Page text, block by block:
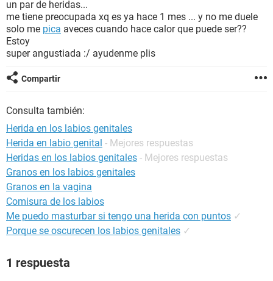
GLOSARIO
un par de heridas...
me tiene preocupada xq es ya hace 1 mes ... y no me duele
solo me pica aveces cuando hace calor que puede ser??
Estoy
super angustiada :/ ayudenme plis
Compartir
Consulta también:
Herida en los labios genitales
Herida en labio genital - Mejores respuestas
Heridas en los labios genitales - Mejores respuestas
Granos en los labios genitales
Granos en la vagina
Comisura de los labios
Me puedo masturbar si tengo una herida con puntos ✓
Porque se oscurecen los labios genitales ✓
1 respuesta